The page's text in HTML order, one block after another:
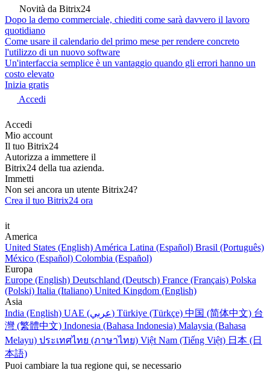
Novità da Bitrix24
Dopo la demo commerciale, chiediti come sarà davvero il lavoro
quotidiano
Come usare il calendario del primo mese per rendere concreto
l'utilizzo di un nuovo software
Un'interfaccia semplice è un vantaggio quando gli errori hanno un
costo elevato
Inizia gratis
Accedi
Accedi
Mio account
Il tuo Bitrix24
Autorizza a immettere il
Bitrix24 della tua azienda.
Immetti
Non sei ancora un utente Bitrix24?
Crea il tuo Bitrix24 ora
it
America
United States (English) América Latina (Español) Brasil (Português)
México (Español) Colombia (Español)
Europa
Europe (English) Deutschland (Deutsch) France (Français) Polska
(Polski) Italia (Italiano) United Kingdom (English)
Asia
India (English)
UAE (عربي) Türkiye (Türkçe) 中国 (简体中文) 台
灣 (繁體中文) Indonesia (Bahasa Indonesia) Malaysia (Bahasa
Melayu) ประเทศไทย (ภาษาไทย) Việt Nam (Tiếng Việt) 日本 (日
本語)
Puoi cambiare la tua regione qui, se necessario